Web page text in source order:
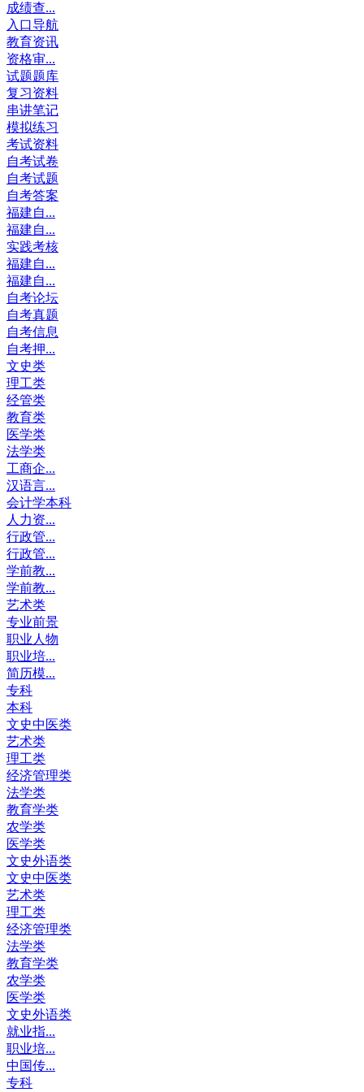
成绩查...
入口导航
教育资讯
资格审...
试题题库
复习资料
串讲笔记
模拟练习
考试资料
自考试卷
自考试题
自考答案
福建自...
福建自...
实践考核
福建自...
福建自...
自考论坛
自考真题
自考信息
自考押...
文史类
理工类
经管类
教育类
医学类
法学类
工商企...
汉语言...
会计学本科
人力资...
行政管...
行政管...
学前教...
学前教...
艺术类
专业前景
职业人物
职业培...
简历模...
专科
本科
文史中医类
艺术类
理工类
经济管理类
法学类
教育学类
农学类
医学类
文史外语类
文史中医类
艺术类
理工类
经济管理类
法学类
教育学类
农学类
医学类
文史外语类
就业指...
职业培...
中国传...
专科